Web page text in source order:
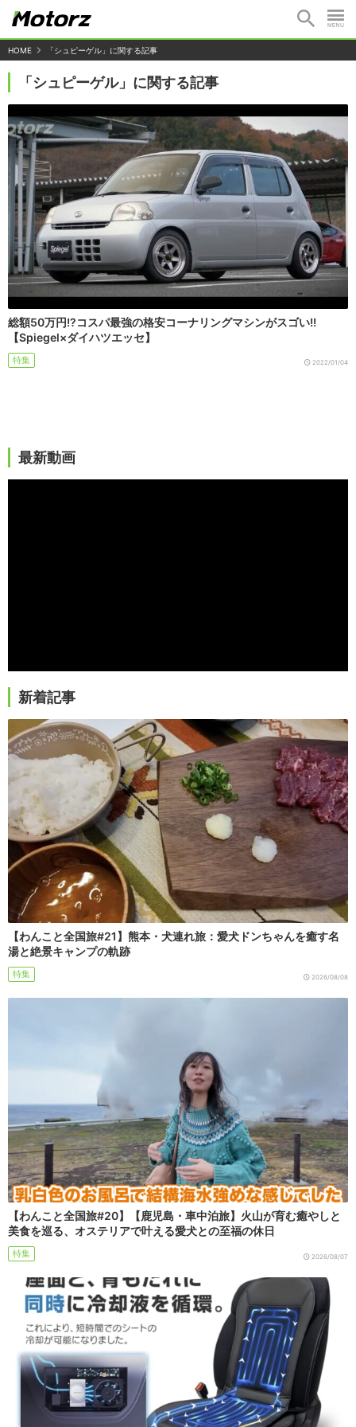
HOME 「シュピーゲル」に関する記事
「シュピーゲル」に関する記事
総額50万円!?コスパ最強の格安コーナリングマシンがスゴい!!
【Spiegel×ダイハツエッセ】
特集 2022/01/04
最新動画
新着記事
【わんこと全国旅#21】熊本・犬連れ旅：愛犬ドンちゃんを癒す名
湯と絶景キャンプの軌跡
特集 2026/08/08
【わんこと全国旅#20】【鹿児島・車中泊旅】火山が育む癒やしと
美食を巡る、オステリアで叶える愛犬との至福の休日
特集 2026/08/07